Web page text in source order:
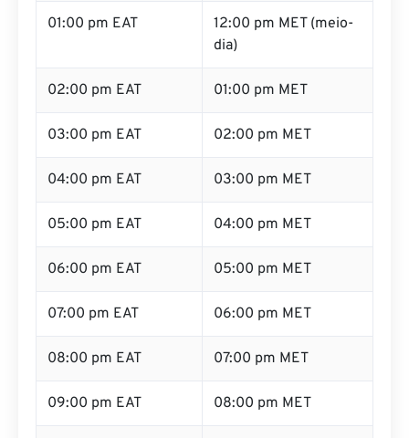
01:00 pm EAT
12:00 pm MET (meio-
dia)
02:00 pm EAT 01:00 pm MET
03:00 pm EAT 02:00 pm MET
04:00 pm EAT 03:00 pm MET
05:00 pm EAT 04:00 pm MET
06:00 pm EAT 05:00 pm MET
07:00 pm EAT 06:00 pm MET
08:00 pm EAT 07:00 pm MET
09:00 pm EAT 08:00 pm MET